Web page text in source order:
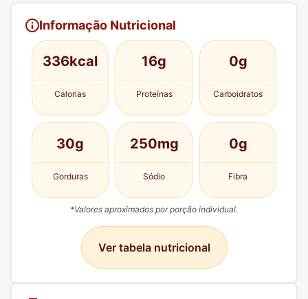
Informação Nutricional
336kcal
Calorias
16g
Proteínas
0g
Carboidratos
30g
Gorduras
250mg
Sódio
0g
Fibra
*Valores aproximados por porção individual.
Ver tabela nutricional